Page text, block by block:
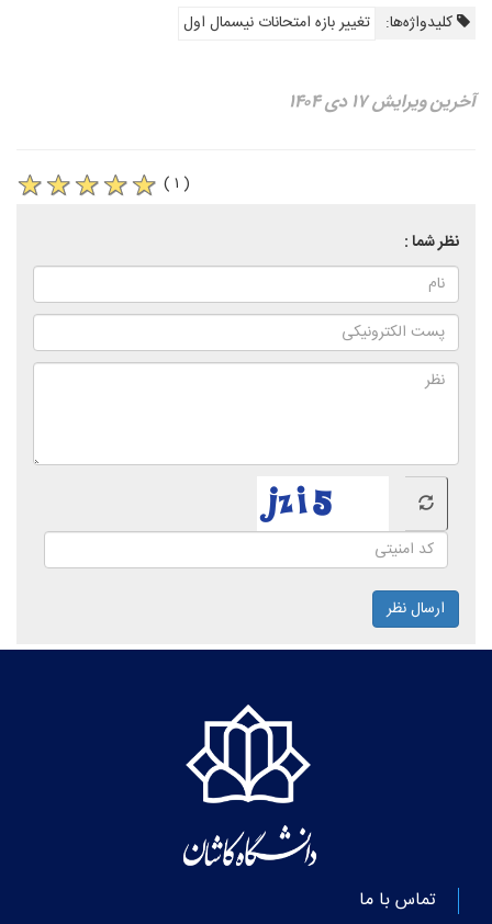
کلیدواژه‌ها: تغییر بازه امتحانات نیسمال اول
آخرین ویرایش ۱۷ دی ۱۴۰۴
( ۱ )
نظر شما :
ارسال نظر
تماس با ما